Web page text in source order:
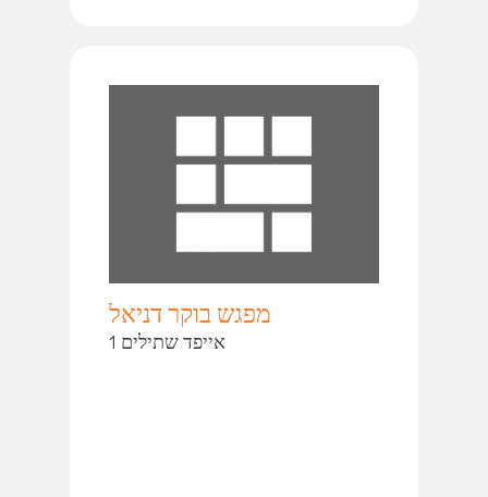
מפגש בוקר דניאל
אייפד שתילים 1